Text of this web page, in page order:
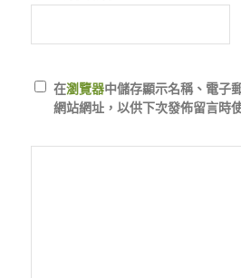
在瀏覽器中儲存顯示名稱、電子
網站網址，以供下次發佈留言時